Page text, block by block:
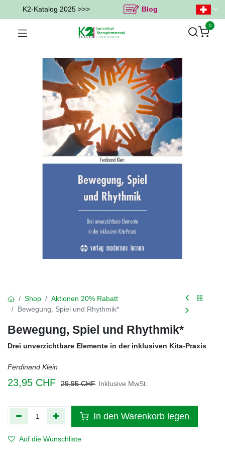
K2-Katalog 2025 >>> Blog
0
Shop
Aktionen 20% Rabatt
Bewegung, Spiel und Rhythmik*
Bewegung, Spiel und Rhythmik*
Drei unverzichtbare Elemente in der inklusiven Kita-Praxis
Ferdinand Klein
23,95 CHF 29,95CHF Inklusive MwSt.
In den Warenkorb legen
Auf die Wunschliste